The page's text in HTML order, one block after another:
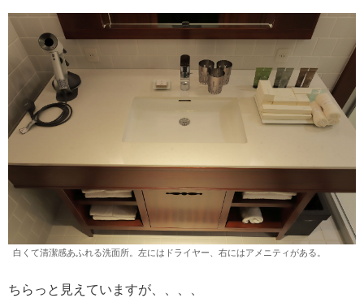
白くて清潔感あふれる洗面所。左にはドライヤー、右にはアメニティがある。
ちらっと見えていますが、、、、